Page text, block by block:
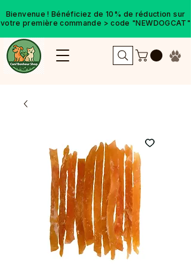
Bienvenue ! Bénéficiez de 10% de réduction sur
votre première commande > code "NEWDOGCAT"